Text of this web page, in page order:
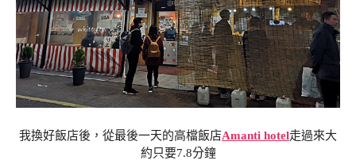
我換好飯店後，從最後一天的高檔飯店Amanti hotel走過來大
約只要7.8分鐘